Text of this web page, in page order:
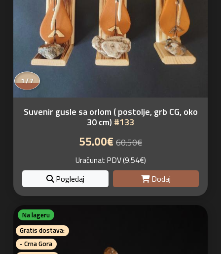
1 / 7
Suvenir gusle sa orlom ( postolje, grb CG, oko
30 cm) #133
55.00€ 60.50€
Uračunat PDV (9.54€)
Pogledaj
Dodaj
Na lageru
Gratis dostava:
- Crna Gora